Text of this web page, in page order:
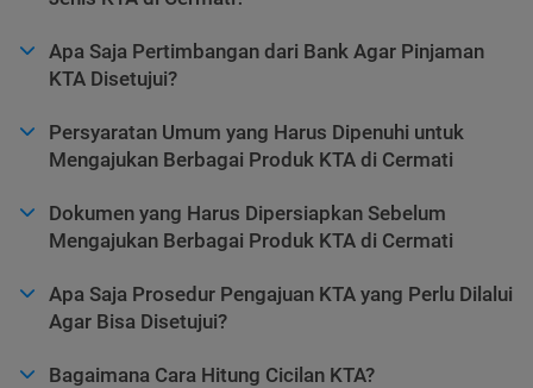
Apa Saja Pertimbangan dari Bank Agar Pinjaman
KTA Disetujui?
Persyaratan Umum yang Harus Dipenuhi untuk
Mengajukan Berbagai Produk KTA di Cermati
Dokumen yang Harus Dipersiapkan Sebelum
Mengajukan Berbagai Produk KTA di Cermati
Apa Saja Prosedur Pengajuan KTA yang Perlu Dilalui
Agar Bisa Disetujui?
Bagaimana Cara Hitung Cicilan KTA?